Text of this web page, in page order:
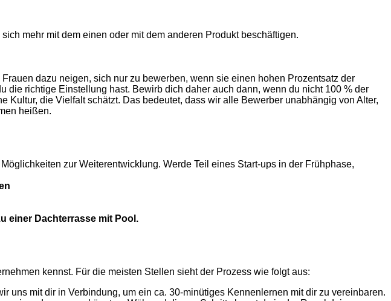
mehr mit dem einen oder mit dem anderen ​Produkt ​beschäftigen.
dazu neigen, sich nur zu bewerben, wenn sie einen hohen Prozentsatz der
richtige Einstellung hast. Bewirb dich daher auch dann, wenn du nicht 100 % der
die Vielfalt schätzt. Das bedeutet, dass wir alle Bewerber unabhängig von Alter,
heißen.
zur Weiterentwicklung. Werde Teil eines Start-ups in der Frühphase,
einer Dachterrasse mit Pool.
kennst. Für die meisten Stellen sieht der Prozess wie folgt aus:
uns mit dir in Verbindung, um ein ca. 30-minütiges Kennenlernen mit dir zu vereinbaren.